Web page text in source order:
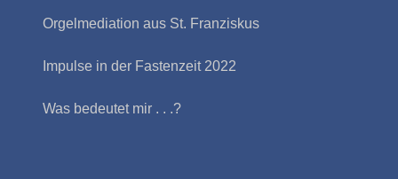
Orgelmediation aus St. Franziskus
Impulse in der Fastenzeit 2022
Was bedeutet mir . . .?